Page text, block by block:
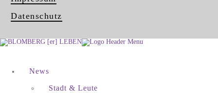
Datenschutz
News
Stadt & Leute